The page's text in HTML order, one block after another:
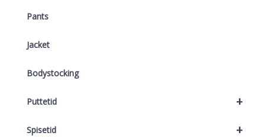
Pants
Jacket
Bodystocking
+
Puttetid
+
Spisetid